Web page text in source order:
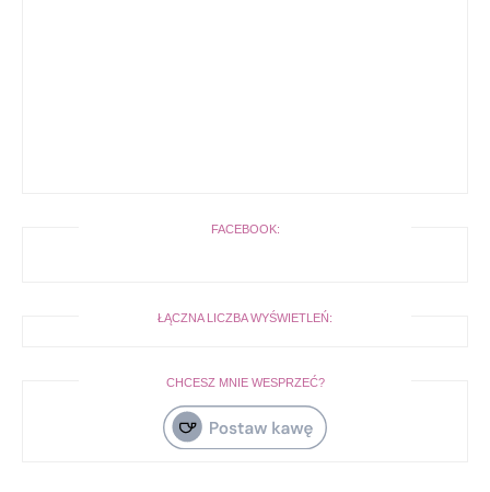
FACEBOOK:
ŁĄCZNA LICZBA WYŚWIETLEŃ:
CHCESZ MNIE WESPRZEĆ?